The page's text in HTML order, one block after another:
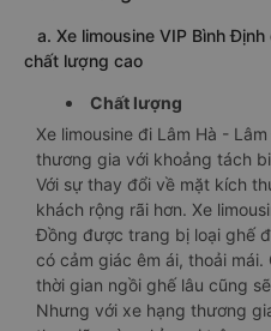
a. Xe limousine VIP Bình
chất lượng cao
Chất lượng
Xe limousine đi Lâm Hà -
thương gia với khoảng tách
Với sự thay đổi về mặt kích
khách rộng rãi hơn. Xe
Đồng được trang bị loại ghế
có cảm giác êm ái, thoải
thời gian ngồi ghế lâu cũng
Nhưng với xe hạng thương